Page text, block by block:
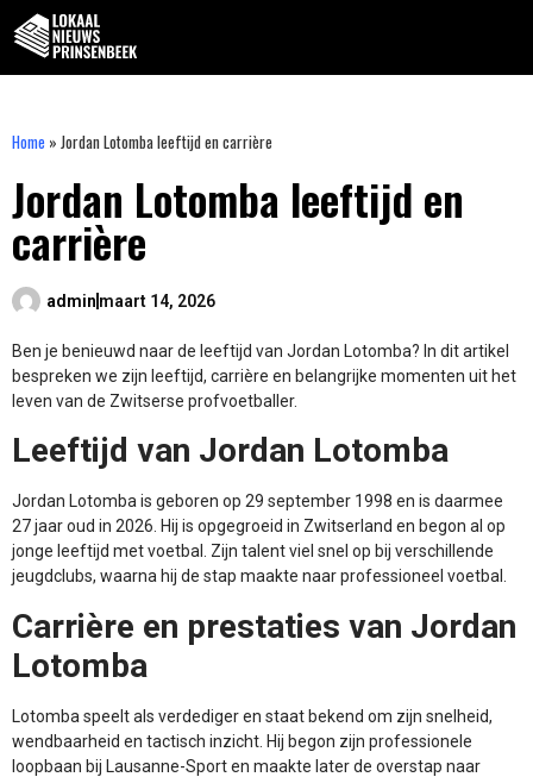
Home » Jordan Lotomba leeftijd en carrière
Jordan Lotomba leeftijd en
carrière
admin maart 14, 2026
Ben je benieuwd naar de leeftijd van Jordan Lotomba? In dit artikel
bespreken we zijn leeftijd, carrière en belangrijke momenten uit het
leven van de Zwitserse profvoetballer.
Leeftijd van Jordan Lotomba
Jordan Lotomba is geboren op 29 september 1998 en is daarmee
27 jaar oud in 2026. Hij is opgegroeid in Zwitserland en begon al op
jonge leeftijd met voetbal. Zijn talent viel snel op bij verschillende
jeugdclubs, waarna hij de stap maakte naar professioneel voetbal.
Carrière en prestaties van Jordan
Lotomba
Lotomba speelt als verdediger en staat bekend om zijn snelheid,
wendbaarheid en tactisch inzicht. Hij begon zijn professionele
loopbaan bij Lausanne-Sport en maakte later de overstap naar